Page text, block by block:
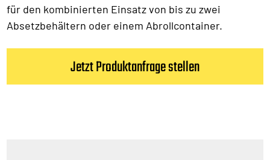
für den kombinierten Einsatz von bis zu zwei
Absetzbehältern oder einem Abrollcontainer.
Jetzt Produktanfrage stellen